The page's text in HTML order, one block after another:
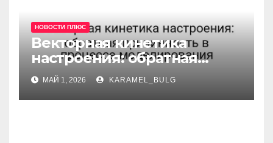
НОВОСТИ ПЛЮС
Векторная кинетика
настроения: обратная
причинность в процессе
моделирования
МАЙ 1, 2026 KARAMEL_BULG